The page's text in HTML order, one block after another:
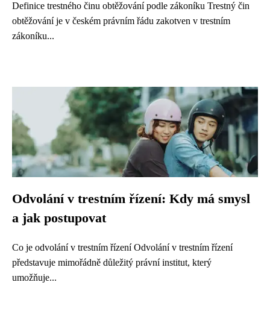
Definice trestného činu obtěžování podle zákoníku Trestný čin
obtěžování je v českém právním řádu zakotven v trestním
zákoníku...
Odvolání v trestním řízení: Kdy má smysl
a jak postupovat
Co je odvolání v trestním řízení Odvolání v trestním řízení
představuje mimořádně důležitý právní institut, který
umožňuje...